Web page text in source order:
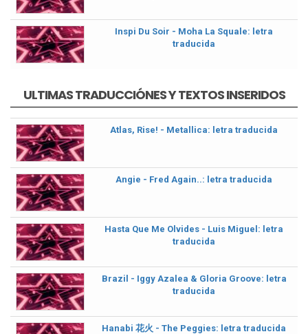
Inspi Du Soir - Moha La Squale: letra
traducida
ULTIMAS TRADUCCIÓNES Y TEXTOS INSERIDOS
Atlas, Rise! - Metallica: letra traducida
Angie - Fred Again..: letra traducida
Hasta Que Me Olvides - Luis Miguel: letra
traducida
Brazil - Iggy Azalea & Gloria Groove: letra
traducida
Hanabi 花火 - The Peggies: letra traducida